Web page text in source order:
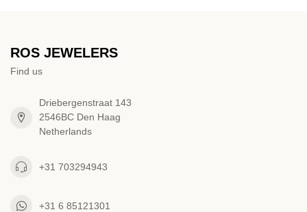
ROS JEWELERS
Find us
Driebergenstraat 143
2546BC Den Haag
Netherlands
+31 703294943
+31 6 85121301